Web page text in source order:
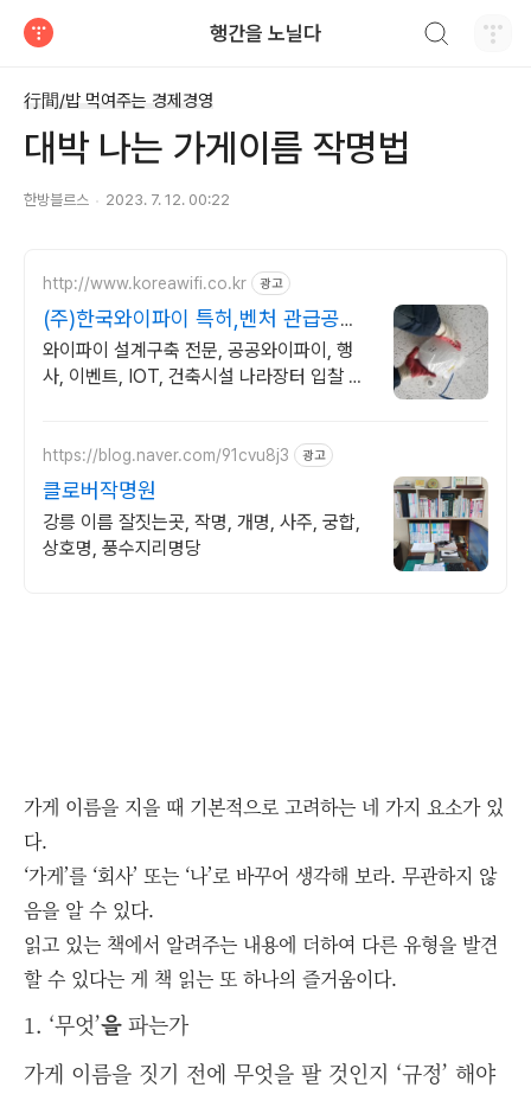
행간을 노닐다
行間/밥 먹여주는 경제경영
대박 나는 가게이름 작명법
한방블르스 2023. 7. 12. 00:22
http://www.koreawifi.co.kr 광고
(주)한국와이파이 특허,벤처 관급공사,
건설공사 가능
와이파이 설계구축 전문, 공공와이파이, 행
사, 이벤트, IOT, 건축시설 나라장터 입찰 가
https://blog.naver.com/91cvu8j3 광고
클로버작명원
강릉 이름 잘짓는곳, 작명, 개명, 사주, 궁합,
상호명, 풍수지리명당
가게 이름을 지을 때 기본적으로 고려하는 네 가지 요소가 있
다.
‘가게’를 ‘회사’ 또는 ‘나’로 바꾸어 생각해 보라. 무관하지 않
음을 알 수 있다.
읽고 있는 책에서 알려주는 내용에 더하여 다른 유형을 발견
할 수 있다는 게 책 읽는 또 하나의 즐거움이다.
1. ‘무엇’을파는가
가게 이름을 짓기 전에 무엇을 팔 것인지 ‘규정’ 해야